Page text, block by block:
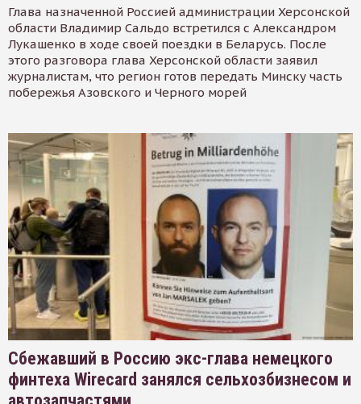
Глава назначенной Россией администрации Херсонской
области Владимир Сальдо встретился с Александром
Лукашенко в ходе своей поездки в Беларусь. После
этого разговора глава Херсонской области заявил
журналистам, что регион готов передать Минску часть
побережья Азовского и Черного морей
Сбежавший в Россию экс-глава немецкого
финтеха Wirecard занялся сельхозбизнесом и